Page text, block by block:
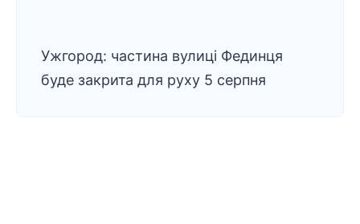
Ужгород: частина вулиці Фединця
буде закрита для руху 5 серпня